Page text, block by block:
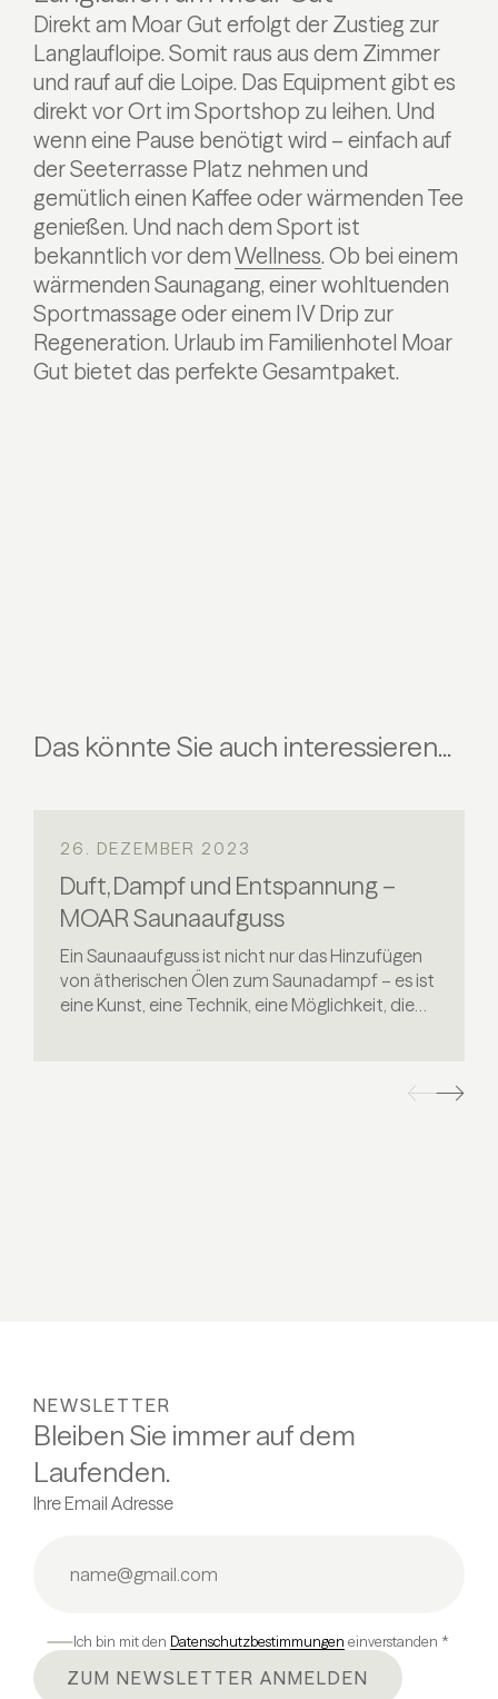
Direkt am Moar Gut erfolgt der Zustieg zur
Langlaufloipe. Somit raus aus dem Zimmer
und rauf auf die Loipe. Das Equipment gibt es
direkt vor Ort im Sportshop zu leihen. Und
wenn eine Pause benötigt wird – einfach auf
der Seeterrasse Platz nehmen und
gemütlich einen Kaffee oder wärmenden Tee
genießen. Und nach dem Sport ist
bekanntlich vor demWellness. Ob bei einem
wärmenden Saunagang, einer wohltuenden
Sportmassage oder einem IV Drip zur
Regeneration. Urlaub im Familienhotel Moar
Gut bietet das perfekte Gesamtpaket.
Das könnte Sie auch interessieren...
26. DEZEMBER 2023
Duft, Dampf und Entspannung –
MOAR Saunaaufguss
Ein Saunaaufguss ist nicht nur das Hinzufügen
von ätherischen Ölen zum Saunadampf – es ist
eine Kunst, eine Technik, eine Möglichkeit, die
Welt der Saunaaufgüsse eintauchen und stellen
NEWSLETTER
Bleiben Sie immer auf dem
Laufenden.
Ihre Email Adresse
Ich bin mit den Datenschutzbestimmungen einverstanden *
ZUM NEWSLETTER ANMELDEN